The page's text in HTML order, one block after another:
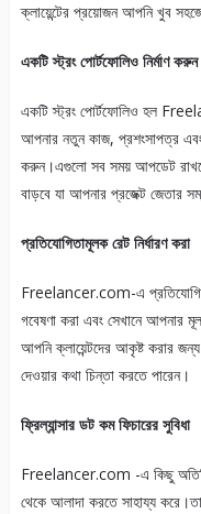
ক্লায়েন্টের প্রয়োজন আপনি খুব
একটি স্ট্রং পোর্টফোলিও নির্মাণ করুন
একটি স্ট্রং পোর্টফোলিও হল
আপনার নতুন কাজ, প্রশংসাপত্র
করুন।এগুলো সব সময় আপডেট
বাড়বে যা আপনার প্রজেক্ট জেতার
প্রতিযোগিতামূলক রেট নির্ধারণ করা
Freelancer.com-এ
গবেষণা করা এবং সেখানে আপনার
আপনি ক্লায়েন্টদের আকৃষ্ট করার
দেওয়ার কথা চিন্তা করতে পারেন।
ফ্রিল্যান্সার ডট কম ফিচারের সুবিধা
Freelancer.com -এ কিছু
থেকে আলাদা করতে সাহায্য